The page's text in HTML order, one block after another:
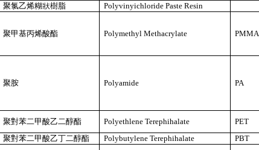
聚氯乙烯糊狀樹脂 Polyvinyichloride Paste Resin
聚甲基丙烯酸酯 Polymethyl Methacrylate PMMA
聚胺 Polyamide PA
聚對苯二甲酸乙二醇酯 Polyethlene Terephihalate PET
聚對苯二甲酸乙丁二醇酯
Polybutylene Terephihalate PBT